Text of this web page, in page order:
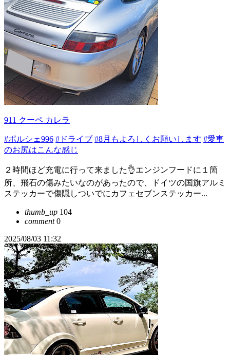
911 クーペ カレラ
#ポルシェ996 #ドライブ #8月もよろしくお願いします #愛車
のお尻はこんな感じ
２時間ほど充電に行って来ました👌エンジンフードに１箇
所、飛石の傷みたいなのがあったので、ドイツの国旗アルミ
ステッカーで傷隠しついでにカフェセブンステッカー...
thumb_up 104
comment0
2025/08/03 11:32